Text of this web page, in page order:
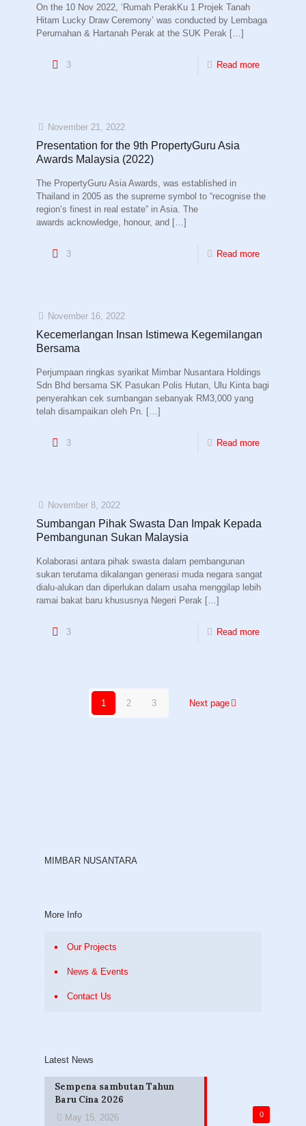
On the 10 Nov 2022, ‘Rumah PerakKu 1 Projek Tanah
Hitam Lucky Draw Ceremony’ was conducted by Lembaga
Perumahan & Hartanah Perak at the SUK Perak […]
3 Read more
November 21, 2022
Presentation for the 9th PropertyGuru Asia
Awards Malaysia (2022)
The PropertyGuru Asia Awards, was established in
Thailand in 2005 as the supreme symbol to “recognise the
region’s finest in real estate” in Asia. The
awards acknowledge, honour, and […]
3 Read more
November 16, 2022
Kecemerlangan Insan Istimewa Kegemilangan
Bersama
Perjumpaan ringkas syarikat Mimbar Nusantara Holdings
Sdn Bhd bersama SK Pasukan Polis Hutan, Ulu Kinta bagi
penyerahkan cek sumbangan sebanyak RM3,000 yang
telah disampaikan oleh Pn. […]
3 Read more
November 8, 2022
Sumbangan Pihak Swasta Dan Impak Kepada
Pembangunan Sukan Malaysia
Kolaborasi antara pihak swasta dalam pembangunan
sukan terutama dikalangan generasi muda negara sangat
dialu-alukan dan diperlukan dalam usaha menggilap lebih
ramai bakat baru khususnya Negeri Perak […]
3 Read more
1 2 3 Next page
MIMBAR NUSANTARA
More Info
Our Projects
News & Events
Contact Us
Latest News
0
Sempena sambutan Tahun
Baru Cina 2026
May 15, 2026